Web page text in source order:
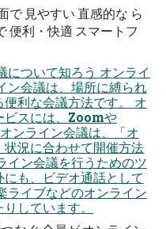
で 見やすい 直感的な ら
便利・快適 スマートフ
について知ろう オンライ
ン会議は、場所に縛られ
利な会議方法です。 オ
ビスには、Zoomや
ンライン会議は、「オ
況に合わせて開催方法
イン会議を行うためのツ
も、ビデオ通話として
ライブなどのオンライン
しています。